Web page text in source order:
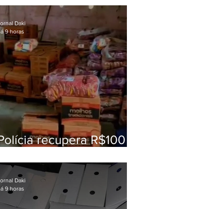
da educação
recupera R$100
Fluminense
Daki
9 horas
Daki
9 horas